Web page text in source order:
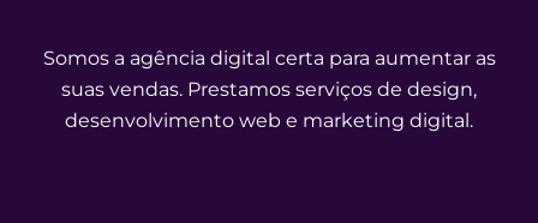
Somos a agência digital certa para aumentar as
suas vendas. Prestamos serviços de design,
desenvolvimento web e marketing digital.